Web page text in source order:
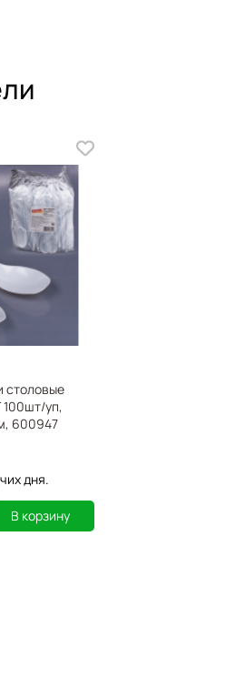
столовые
уп,
600947
дня.
В корзину